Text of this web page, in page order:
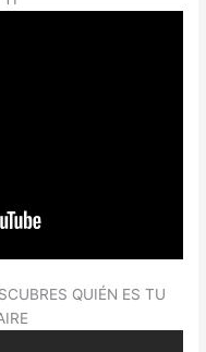
QUIÉN ES TU